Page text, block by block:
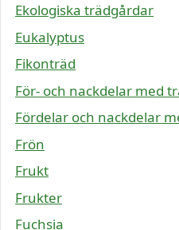
Ekologiska trädgårdar
Eukalyptus
Fikonträd
För- och nackdelar med
Fördelar och nackdelar
Frön
Frukt
Frukter
Fuchsia